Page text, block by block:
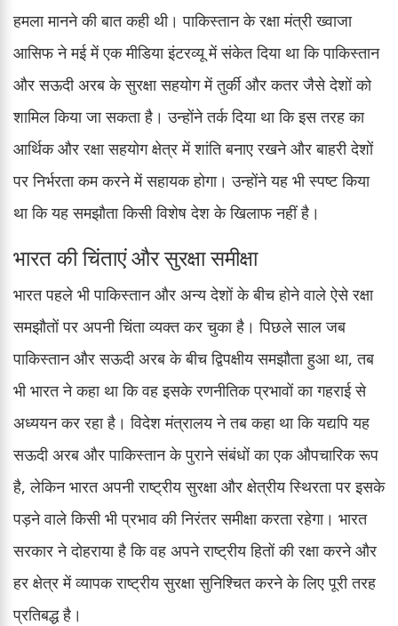
हमला मानने की बात कही थी। पाकिस्तान के रक्षा मंत्री ख्वाजा
आसिफ ने मई में एक मीडिया इंटरव्यू में संकेत दिया था कि पाकिस्तान
और सऊदी अरब के सुरक्षा सहयोग में तुर्की और कतर जैसे देशों को
शामिल किया जा सकता है। उन्होंने तर्क दिया था कि इस तरह का
आर्थिक और रक्षा सहयोग क्षेत्र में शांति बनाए रखने और बाहरी देशों
पर निर्भरता कम करने में सहायक होगा। उन्होंने यह भी स्पष्ट किया
था कि यह समझौता किसी विशेष देश के खिलाफ नहीं है।
भारत की चिंताएं और सुरक्षा समीक्षा
भारत पहले भी पाकिस्तान और अन्य देशों के बीच होने वाले ऐसे रक्षा
समझौतों पर अपनी चिंता व्यक्त कर चुका है। पिछले साल जब
पाकिस्तान और सऊदी अरब के बीच द्विपक्षीय समझौता हुआ था, तब
भी भारत ने कहा था कि वह इसके रणनीतिक प्रभावों का गहराई से
अध्ययन कर रहा है। विदेश मंत्रालय ने तब कहा था कि यद्यपि यह
सऊदी अरब और पाकिस्तान के पुराने संबंधों का एक औपचारिक रूप
है, लेकिन भारत अपनी राष्ट्रीय सुरक्षा और क्षेत्रीय स्थिरता पर इसके
पड़ने वाले किसी भी प्रभाव की निरंतर समीक्षा करता रहेगा। भारत
सरकार ने दोहराया है कि वह अपने राष्ट्रीय हितों की रक्षा करने और
हर क्षेत्र में व्यापक राष्ट्रीय सुरक्षा सुनिश्चित करने के लिए पूरी तरह
प्रतिबद्ध है।